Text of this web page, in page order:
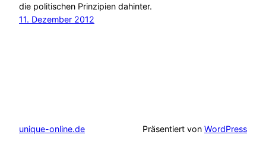
die politischen Prinzipien dahinter.
11. Dezember 2012
unique-online.de Präsentiert von WordPress